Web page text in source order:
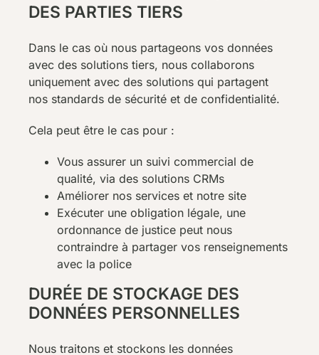
DES PARTIES TIERS
Dans le cas où nous partageons vos données
avec des solutions tiers, nous collaborons
uniquement avec des solutions qui partagent
nos standards de sécurité et de confidentialité.
Cela peut être le cas pour :
Vous assurer un suivi commercial de
qualité, via des solutions CRMs
Améliorer nos services et notre site
Exécuter une obligation légale, une
ordonnance de justice peut nous
contraindre à partager vos renseignements
avec la police
DURÉE DE STOCKAGE DES
DONNÉES PERSONNELLES
Nous traitons et stockons les données